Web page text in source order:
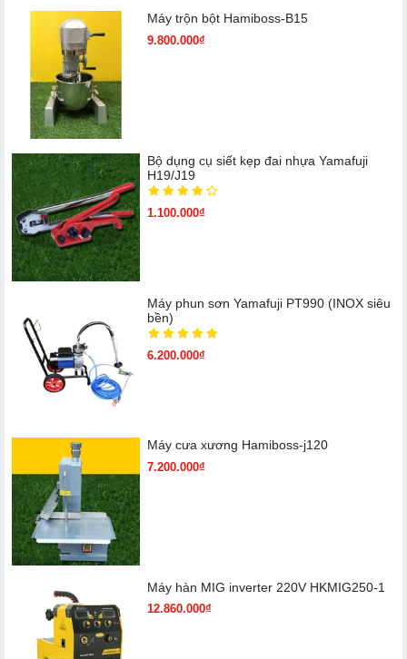
Máy trộn bột Hamiboss-B15
9.800.000₫
Bộ dụng cụ siết kẹp đai nhựa Yamafuji
H19/J19
1.100.000₫
Máy phun sơn Yamafuji PT990 (INOX siêu
bền)
6.200.000₫
Máy cưa xương Hamiboss-j120
7.200.000₫
Máy hàn MIG inverter 220V HKMIG250-1
12.860.000₫